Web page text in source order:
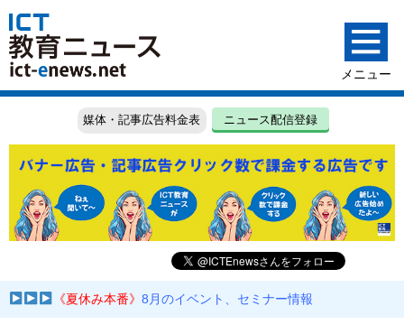
媒体・記事広告料金表 ニュース配信登録
《夏休み本番》8月のイベント、セミナー情報